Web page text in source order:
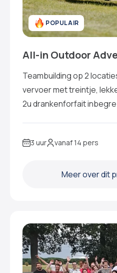
POPULAIR
All-in Outdoor
Teambuilding op 2
vervoer met treintje,
2u drankenforfait
3 uur vanaf 14 pers
Meer over dit